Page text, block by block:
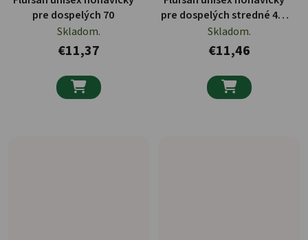
pre dospelých 70
Skladom.
€11,37

pre dospelých stredné 40-
70
Skladom.
€11,46
